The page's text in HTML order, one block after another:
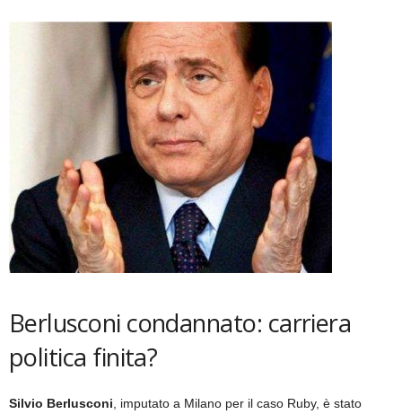
Berlusconi condannato: carriera
politica finita?
Silvio Berlusconi , imputato a Milano per il caso Ruby, è stato